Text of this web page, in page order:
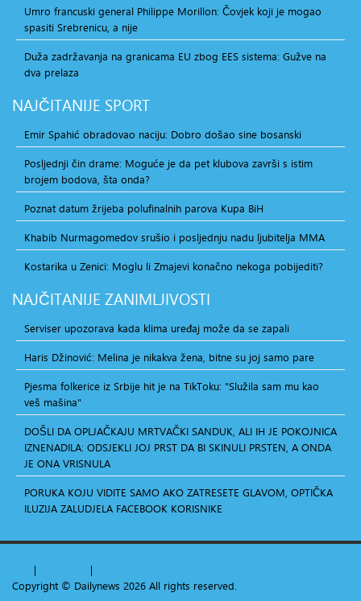
Umro francuski general Philippe Morillon: Čovjek koji je mogao
spasiti Srebrenicu, a nije
Duža zadržavanja na granicama EU zbog EES sistema: Gužve na
dva prelaza
NAJČITANIJE SPORT
Emir Spahić obradovao naciju: Dobro došao sine bosanski
Posljednji čin drame: Moguće je da pet klubova završi s istim
brojem bodova, šta onda?
Poznat datum žrijeba polufinalnih parova Kupa BiH
Khabib Nurmagomedov srušio i posljednju nadu ljubitelja MMA
Kostarika u Zenici: Moglu li Zmajevi konačno nekoga pobijediti?
NAJČITANIJE ZANIMLJIVOSTI
Serviser upozorava kada klima uređaj može da se zapali
Haris Džinović: Melina je nikakva žena, bitne su joj samo pare
Pjesma folkerice iz Srbije hit je na TikToku: "Služila sam mu kao
veš mašina"
DOŠLI DA OPLJAČKAJU MRTVAČKI SANDUK, ALI IH JE POKOJNICA
IZNENADILA: ODSJEKLI JOJ PRST DA BI SKINULI PRSTEN, A ONDA
JE ONA VRISNULA
PORUKA KOJU VIDITE SAMO AKO ZATRESETE GLAVOM, OPTIČKA
ILUZIJA ZALUDJELA FACEBOOK KORISNIKE
| |
Copyright © Dailynews 2026 All rights reserved.